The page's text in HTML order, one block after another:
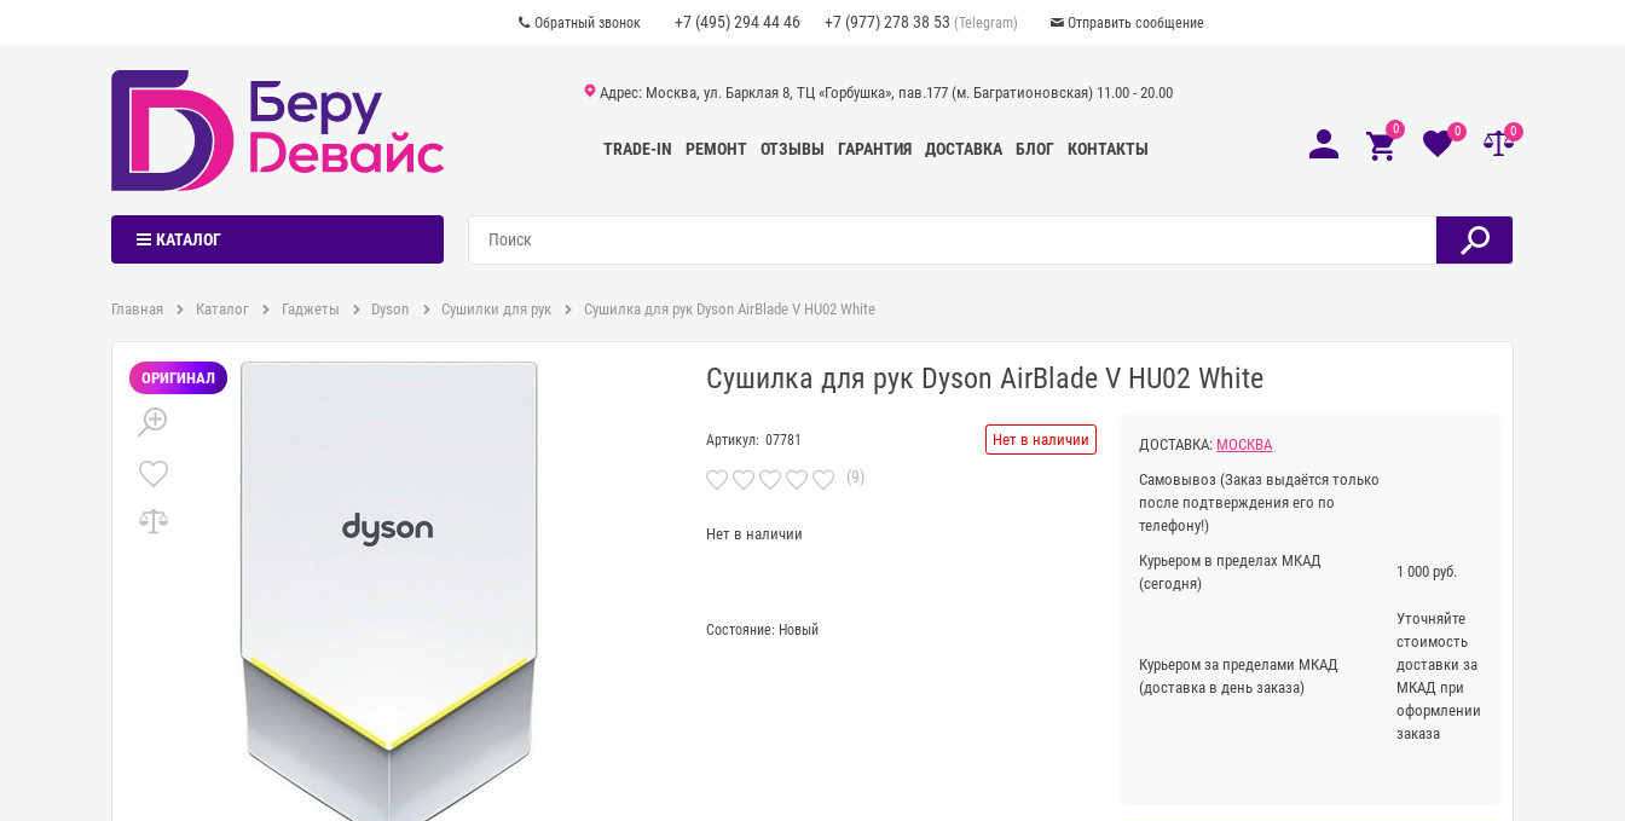
Обратный звонок +7 (495) 294 44 46 +7 (977) 278 38 53 (Telegram) Отправить сообщение
Адрес: Москва, ул. Барклая 8, ТЦ «Горбушка», пав.177 (м. Багратионовская) 11.00 - 20.00
TRADE-IN РЕМОНТ ОТЗЫВЫ ГАРАНТИЯ ДОСТАВКА БЛОГ КОНТАКТЫ
0 0 0
КАТАЛОГ
Главная Каталог Гаджеты Dyson Сушилки для рук Сушилка для рук Dyson AirBlade V HU02 White
ОРИГИНАЛ Сушилка для рук Dyson AirBlade V HU02 White
Артикул: 07781 Нет в наличии
(9)
Нет в наличии
Состояние: Новый
ДОСТАВКА: МОСКВА
Самовывоз (Заказ выдаётся только
после подтверждения его по
телефону!)
Курьером в пределах МКАД
(сегодня)
1 000 руб.
Курьером за пределами МКАД
(доставка в день заказа)
Уточняйте
стоимость
доставки за
МКАД при
оформлении
заказа